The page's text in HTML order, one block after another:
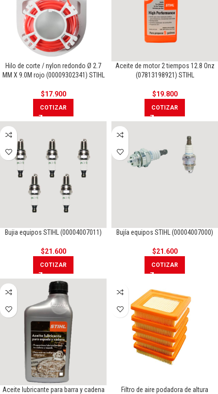
Hilo de corte / nylon redondo Ø 2.7
MM X 9.0M rojo (00009302341) STIHL
$17.900
COTIZAR
Aceite de motor 2 tiempos 12.8 Onz
(07813198921) STIHL
$19.800
COTIZAR
Bujia equipos STIHL (00004007011)
$21.600
COTIZAR
Bujía equipos STIHL (00004007000)
$21.600
COTIZAR
Aceite lubricante para barra y cadena Filtro de aire podadora de altura